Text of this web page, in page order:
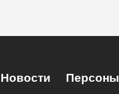
Новости Персоны